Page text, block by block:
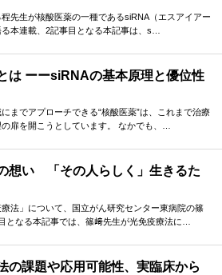
先生が核酸医薬の一種であるsiRNA（エスアイアー
本連載、2記事目となる本記事は、s…
は ーーsiRNAの基本原理と優位性
までアプローチできる“核酸医薬”は、これまで治療
扉を開こうとしています。 なかでも、…
想い 「その人らしく」生きるた
法」について、国立がん研究センター東病院の篠
となる本記事では、篠﨑先生が光免疫療法に…
の課題や応用可能性、実臨床から